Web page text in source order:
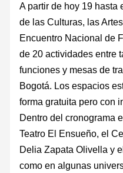
A partir de hoy 19 hasta
de las Culturas, las
Encuentro Nacional de
de 20 actividades entre
funciones y mesas de
Bogotá. Los espacios
forma gratuita pero con
Dentro del cronograma
Teatro El Ensueño, el
Delia Zapata Olivella y
como en algunas